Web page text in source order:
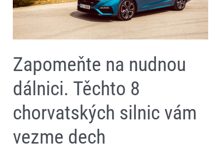
Zapomeňte na nudnou
dálnici. Těchto 8
chorvatských silnic vám
vezme dech